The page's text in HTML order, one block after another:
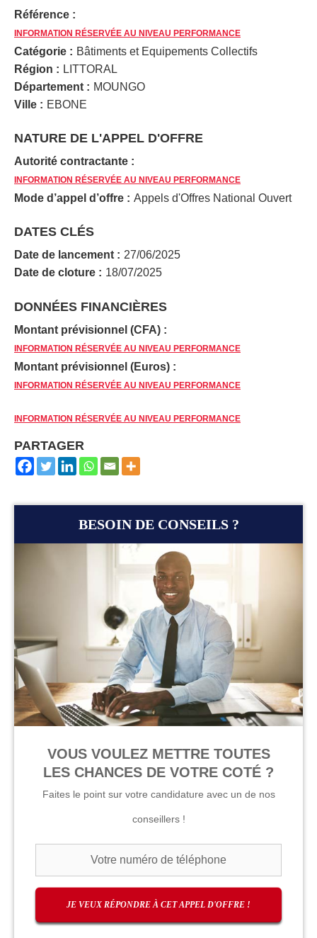
Référence :
INFORMATION RÉSERVÉE AU NIVEAU PERFORMANCE
Catégorie : Bâtiments et Equipements Collectifs
Région : LITTORAL
Département : MOUNGO
Ville : EBONE
NATURE DE L'APPEL D'OFFRE
Autorité contractante :
INFORMATION RÉSERVÉE AU NIVEAU PERFORMANCE
Mode d’appel d’offre : Appels d'Offres National Ouvert
DATES CLÉS
Date de lancement : 27/06/2025
Date de cloture : 18/07/2025
DONNÉES FINANCIÈRES
Montant prévisionnel (CFA) :
INFORMATION RÉSERVÉE AU NIVEAU PERFORMANCE
Montant prévisionnel (Euros) :
INFORMATION RÉSERVÉE AU NIVEAU PERFORMANCE
INFORMATION RÉSERVÉE AU NIVEAU PERFORMANCE
PARTAGER
BESOIN DE CONSEILS ?
VOUS VOULEZ METTRE TOUTES
LES CHANCES DE VOTRE COTÉ ?
Faites le point sur votre candidature avec un de nos
conseillers !